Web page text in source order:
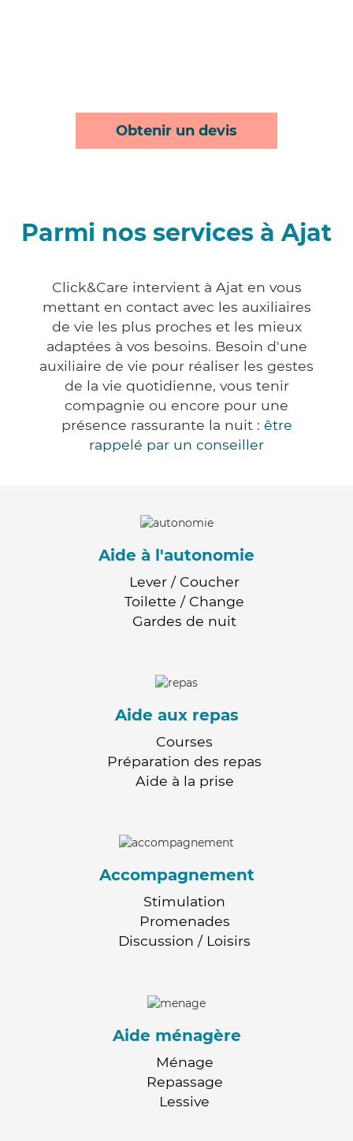
Obtenir un devis
Parmi nos services à Ajat
Click&Care intervient à Ajat en vous
mettant en contact avec les auxiliaires
de vie les plus proches et les mieux
adaptées à vos besoins. Besoin d'une
auxiliaire de vie pour réaliser les gestes
de la vie quotidienne, vous tenir
compagnie ou encore pour une
présence rassurante la nuit : être
rappelé par un conseiller
Aide à l'autonomie
Lever / Coucher
Toilette / Change
Gardes de nuit
Aide aux repas
Courses
Préparation des repas
Aide à la prise
Accompagnement
Stimulation
Promenades
Discussion / Loisirs
Aide ménagère
Ménage
Repassage
Lessive